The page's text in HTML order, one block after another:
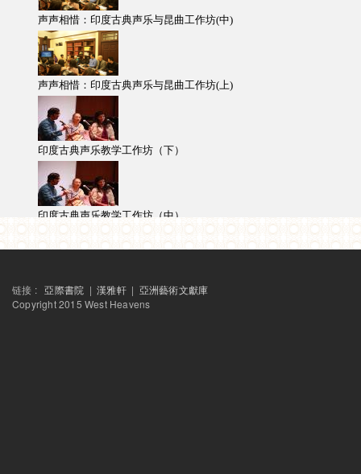
声声相惜：印度古典声乐与昆曲工作坊(中)
声声相惜：印度古典声乐与昆曲工作坊(上)
印度古典声乐教学工作坊（下）
印度古典声乐教学工作坊（中）
链接 :亞際書院 |漢雅軒 | 亞洲藝術文獻庫
Copyright 2015 West Heavens